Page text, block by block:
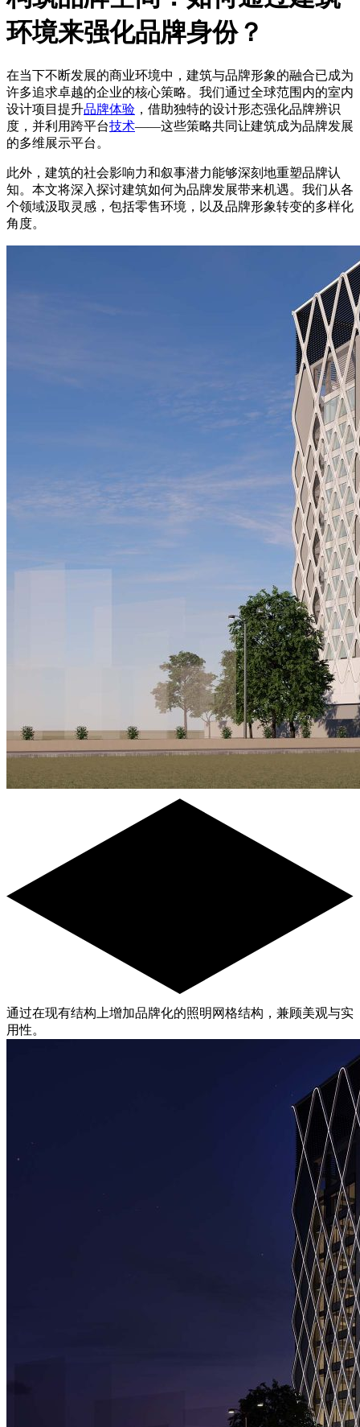
环境来强化品牌身份？
在当下不断发展的商业环境中，建筑与品牌形象的融合已成为
许多追求卓越的企业的核心策略。我们通过全球范围内的室内
设计项目提升品牌体验 ，借助独特的设计形态强化品牌辨识
度，并利用跨平台技术——这些策略共同让建筑成为品牌发展
的多维展示平台。
此外，建筑的社会影响力和叙事潜力能够深刻地重塑品牌认
知。本文将深入探讨建筑如何为品牌发展带来机遇。我们从各
个领域汲取灵感，包括零售环境，以及品牌形象转变的多样化
角度。
通过在现有结构上增加品牌化的照明网格结构，兼顾美观与实
用性。